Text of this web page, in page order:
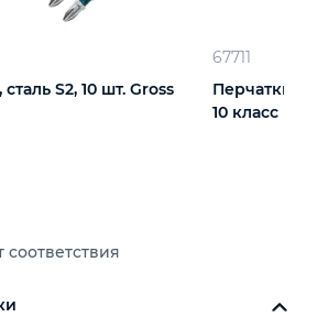
S2, 10 шт. Gross
67711
Перчатки х/
10 класс